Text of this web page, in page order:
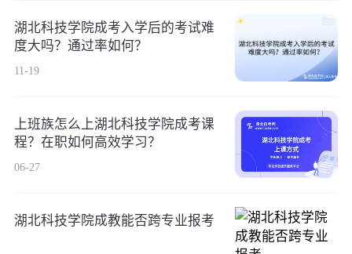
湖北科技学院成考入学后的考试难
度大吗？通过率如何？
11-19
上班族怎么上湖北科技学院成考课
程？在职如何高效学习？
06-27
湖北科技学院成教能否跨专业报考